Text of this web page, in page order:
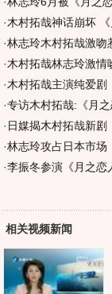
·木村拓哉神话崩坏
·林志玲木村拓哉激吻
·木村拓哉林志玲激情
·木村拓哉主演纯爱剧
·专访木村拓哉:《月
· 日媒揭木村拓哉新
·林志玲攻占日本市场
·李振冬参演《月之恋
相关视频新闻